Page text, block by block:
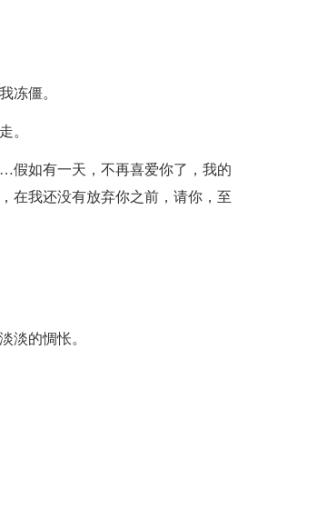
冻僵。
。
假如有一天，不再喜爱你了，我的
在我还没有放弃你之前，请你，至
淡的惆怅。